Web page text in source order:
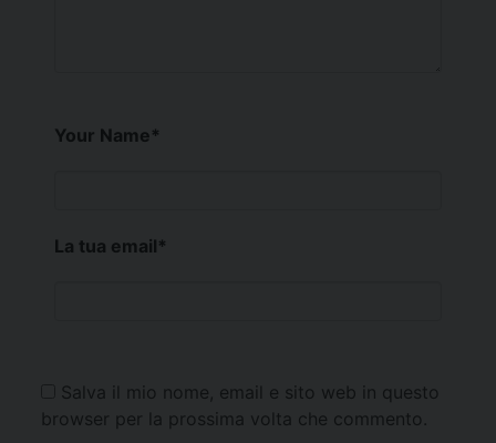
Your Name*
La tua email*
Salva il mio nome, email e sito web in questo
browser per la prossima volta che commento.